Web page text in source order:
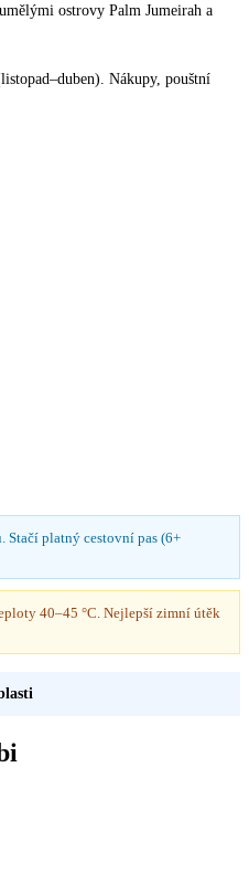
ostrovy Palm Jumeirah a
Nákupy, pouštní
Stačí platný cestovní pas (6+
40–45 °C. Nejlepší zimní útěk